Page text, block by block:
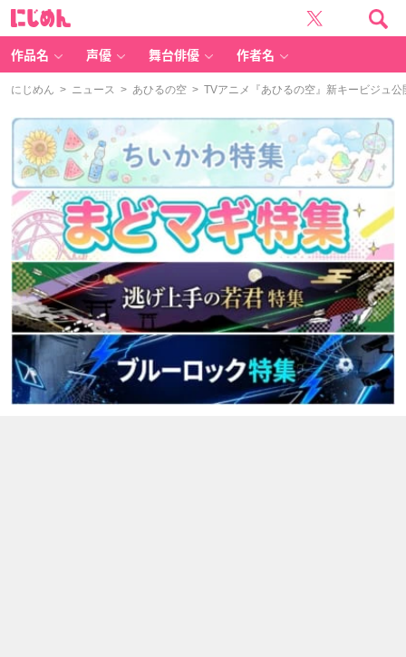
作品名 声優 舞台俳優 作者名
にじめん > ニュース > あひるの空 > TVアニメ『あひるの空』新キービジュ